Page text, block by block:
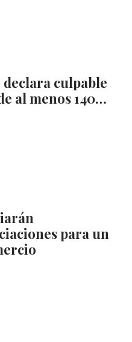
culpable
al menos 140…
para un